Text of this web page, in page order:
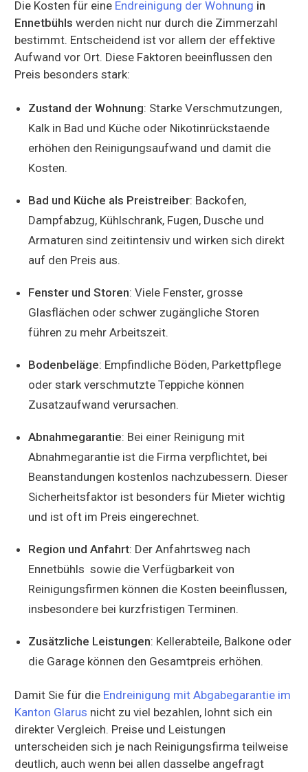
Die Kosten für eine Endreinigung der Wohnung in
Ennetbühls werden nicht nur durch die Zimmerzahl
bestimmt. Entscheidend ist vor allem der effektive
Aufwand vor Ort. Diese Faktoren beeinflussen den
Preis besonders stark:
Zustand der Wohnung: Starke Verschmutzungen,
Kalk in Bad und Küche oder Nikotinrückstaende
erhöhen den Reinigungsaufwand und damit die
Kosten.
Bad und Küche als Preistreiber: Backofen,
Dampfabzug, Kühlschrank, Fugen, Dusche und
Armaturen sind zeitintensiv und wirken sich direkt
auf den Preis aus.
Fenster und Storen: Viele Fenster, grosse
Glasflächen oder schwer zugängliche Storen
führen zu mehr Arbeitszeit.
Bodenbeläge: Empfindliche Böden, Parkettpflege
oder stark verschmutzte Teppiche können
Zusatzaufwand verursachen.
Abnahmegarantie: Bei einer Reinigung mit
Abnahmegarantie ist die Firma verpflichtet, bei
Beanstandungen kostenlos nachzubessern. Dieser
Sicherheitsfaktor ist besonders für Mieter wichtig
und ist oft im Preis eingerechnet.
Region und Anfahrt: Der Anfahrtsweg nach
Ennetbühls sowie die Verfügbarkeit von
Reinigungsfirmen können die Kosten beeinflussen,
insbesondere bei kurzfristigen Terminen.
Zusätzliche Leistungen: Kellerabteile, Balkone oder
die Garage können den Gesamtpreis erhöhen.
Damit Sie für die Endreinigung mit Abgabegarantie im
Kanton Glarus nicht zu viel bezahlen, lohnt sich ein
direkter Vergleich. Preise und Leistungen
unterscheiden sich je nach Reinigungsfirma teilweise
deutlich, auch wenn bei allen dasselbe angefragt